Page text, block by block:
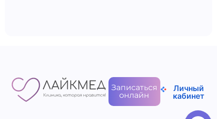
Записаться
онлайн
Личный
кабинет